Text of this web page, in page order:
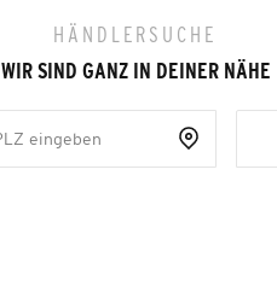
HÄNDLERSUCHE
WIR SIND GANZ IN DEINER NÄHE